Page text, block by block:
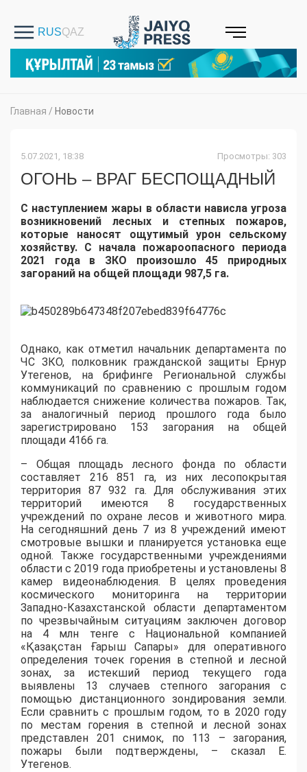
Главная / Новости
5.07.2021, 18:38 Просмотры: 303
ОГОНЬ – ВРАГ БЕСПОЩАДНЫЙ
С наступлением жары в области нависла угроза
возникновений лесных и степных пожаров,
которые наносят ощутимый урон сельскому
хозяйству. С начала пожароопасного периода
2021 года в ЗКО произошло 45 природных
загораний на общей площади 987,5 га.
Однако, как отметил начальник департамента по
ЧС ЗКО, полковник гражданской защиты Ернур
Утегенов, на брифинге Региональной службы
коммуникаций по сравнению с прошлым годом
наблюдается снижение количества пожаров. Так,
за аналогичный период прошлого года было
зарегистрировано 153 загорания на общей
площади 4166 га.
– Общая площадь лесного фонда по области
составляет 216 851 га, из них лесопокрытая
территория 87 932 га. Для обслуживания этих
территорий имеются 8 государственных
учреждений по охране лесов и животного мира.
На сегодняшний день 7 из 8 учреждений имеют
смотровые вышки и планируется установка еще
одной. Также государственными учреждениями
области с 2019 года приобретены и установлены 8
камер видеонаблюдения. В целях проведения
космического мониторинга на территории
Западно-Казахстанской области департаментом
по чрезвычайным ситуациям заключен договор
на 4 млн тенге с Национальной компанией
«Қазақстан Ғарыш Сапары» для оперативного
определения точек горения в степной и лесной
зонах, за истекший период текущего года
выявлены 13 случаев степного загорания с
помощью дистанционного зондирования земли.
Если сравнить с прошлым годом, то в 2020 году
по местам горения в степной и лесной зонах
представлен 201 снимок, по 113 – загорания,
пожары были подтверждены, – сказал Е.
Утегенов.